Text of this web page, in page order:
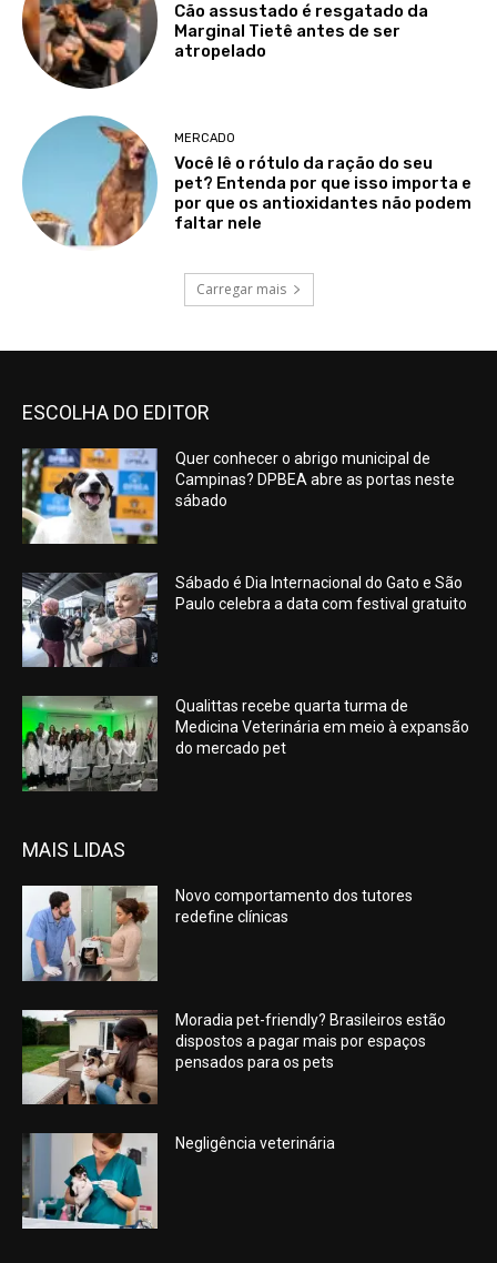
Cão assustado é resgatado da
Marginal Tietê antes de ser
atropelado
MERCADO
Você lê o rótulo da ração do seu
pet? Entenda por que isso importa e
por que os antioxidantes não podem
faltar nele
Carregar mais
ESCOLHA DO EDITOR
Quer conhecer o abrigo municipal de
Campinas? DPBEA abre as portas neste
sábado
Sábado é Dia Internacional do Gato e São
Paulo celebra a data com festival gratuito
Qualittas recebe quarta turma de
Medicina Veterinária em meio à expansão
do mercado pet
MAIS LIDAS
Novo comportamento dos tutores
redefine clínicas
Moradia pet-friendly? Brasileiros estão
dispostos a pagar mais por espaços
pensados para os pets
Negligência veterinária